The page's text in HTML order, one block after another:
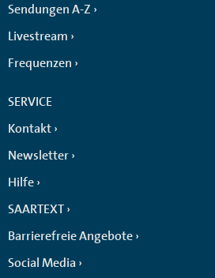
Sendungen A-Z
Livestream
Frequenzen
SERVICE
Kontakt
Newsletter
Hilfe
SAARTEXT
Barrierefreie Angebote
Social Media